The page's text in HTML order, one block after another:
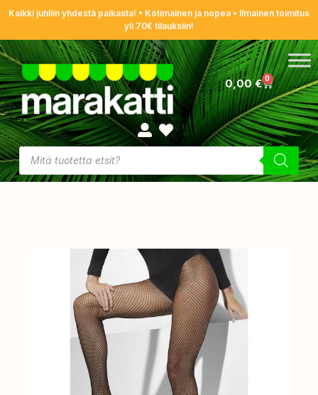
Kaikki juhliin yhdestä paikasta! • Kotimainen ja nopea • Ilmainen toimitus
yli 70€ tilauksiin!
0,00€ 0